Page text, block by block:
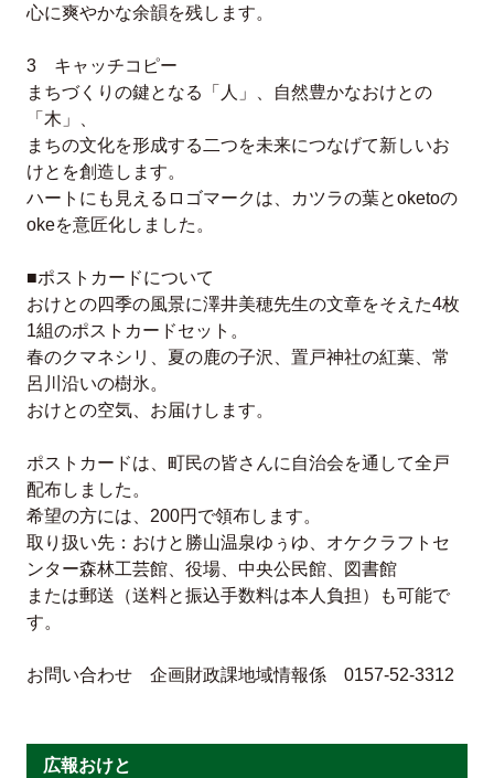
心に爽やかな余韻を残します。
3 キャッチコピー
まちづくりの鍵となる「人」、自然豊かなおけとの
「木」、
まちの文化を形成する二つを未来につなげて新しいお
けとを創造します。
ハートにも見えるロゴマークは、カツラの葉とoketoの
okeを意匠化しました。
■ポストカードについて
おけとの四季の風景に澤井美穂先生の文章をそえた4枚
1組のポストカードセット。
春のクマネシリ、夏の鹿の子沢、置戸神社の紅葉、常
呂川沿いの樹氷。
おけとの空気、お届けします。
ポストカードは、町民の皆さんに自治会を通して全戸
配布しました。
希望の方には、200円で領布します。
取り扱い先：おけと勝山温泉ゆぅゆ、オケクラフトセ
ンター森林工芸館、役場、中央公民館、図書館
または郵送（送料と振込手数料は本人負担）も可能で
す。
お問い合わせ 企画財政課地域情報係 0157-52-3312
広報おけと